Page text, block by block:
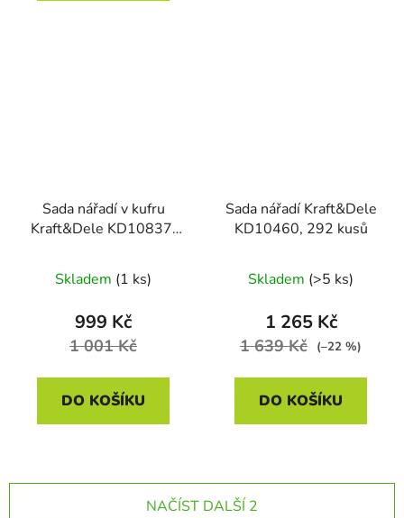
Sada nářadí v kufru
Kraft&Dele KD10837,
Skladem (1 ks)
999 Kč
1 001 Kč
DO KOŠÍKU
Sada nářadí Kraft&Dele
KD10460, 292 kusů
Skladem (>5 ks)
1 265 Kč
1 639 Kč (–22 %)
DO KOŠÍKU
NAČÍST DALŠÍ 2